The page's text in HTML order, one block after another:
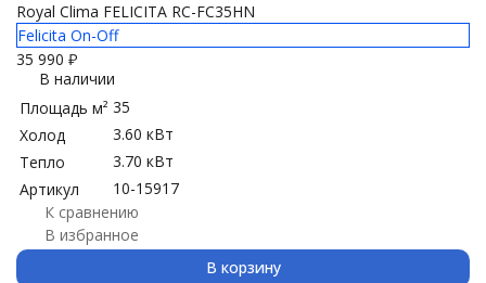
Royal Clima FELICITA RC-FC35HN
Felicita On-Off
35 990 ₽
В наличии
Площадь м² 35
Холод
3.60 кВт
Тепло
3.70 кВт
Артикул
10-15917
К сравнению
В избранное
В корзину